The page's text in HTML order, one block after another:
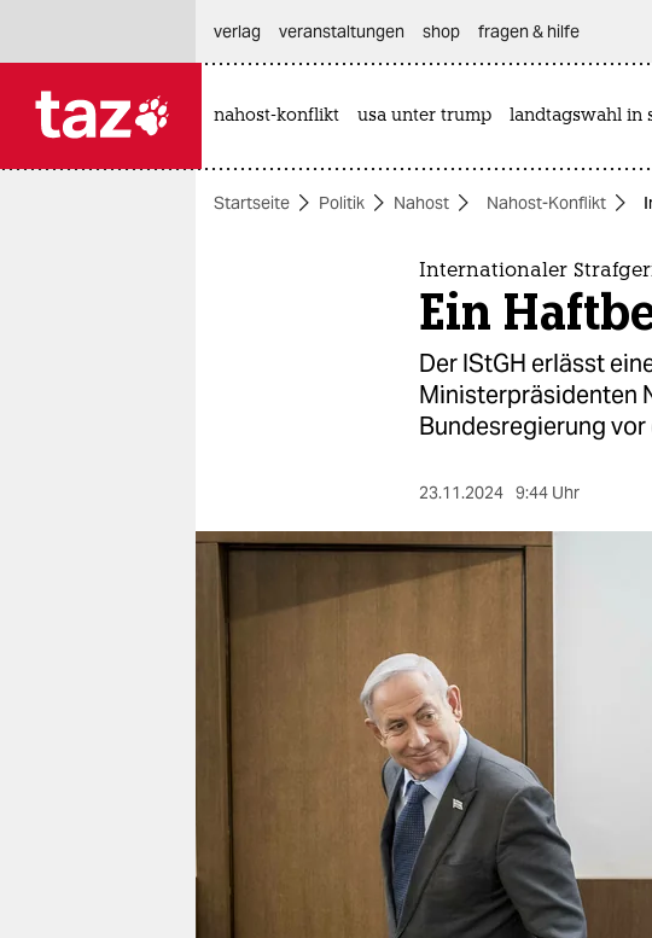
themen
berlin
nord
fragen & hilfe
verlag
veranstaltungen shop fragen & hilfe
nahost-konflikt usa unter trump landtagswahl in
Startseite Politik Nahost Nahost-Konflikt
Internationaler
Ein
Der IStGH erlässt
Ministerpräsidenten
Bundesregierung
23.11.2024 9:44 Uhr